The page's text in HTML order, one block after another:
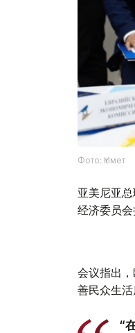
Фото: Үкімет
亚美尼亚
经济委员会
会议指出
善民众生
“